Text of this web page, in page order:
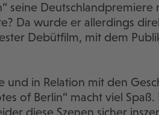
seine
Da wurde er allerdings
Debütfilm, mit dem
und in Relation mit den
of Berlin“ macht viel
diese Szenen sicher